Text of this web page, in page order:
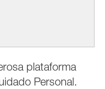
plataforma
Personal.